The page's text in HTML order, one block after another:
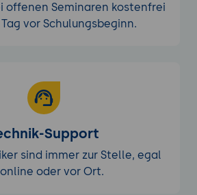
offenen Seminaren kostenfrei
vor Schulungsbeginn.
Support
sind immer zur Stelle, egal
oder vor Ort.